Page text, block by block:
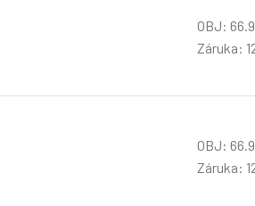
OBJ:
Záruka:
OBJ:
Záruka: